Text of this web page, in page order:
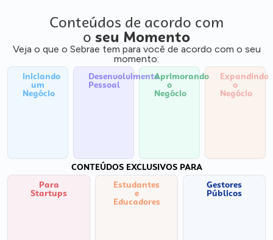
Conteúdos de acordo com
o seu Momento
Veja o que o Sebrae tem para você de acordo com o seu
momento:
Iniciando
um
Negócio
Desenvolvimento
Pessoal
Aprimorando
o
Negócio
Expandindo
o
Negócio
CONTEÚDOS EXCLUSIVOS PARA
Para
Startups
Estudantes
e
Educadores
Gestores
Públicos